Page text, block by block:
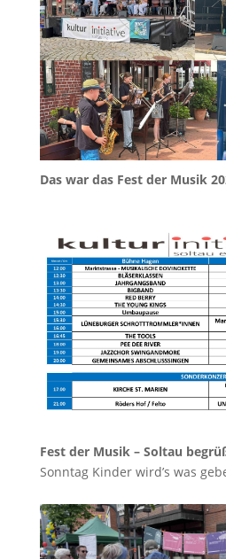
Das war das Fest der Musik
Fest der Musik – Soltau
Sonntag Kinder wird’s was